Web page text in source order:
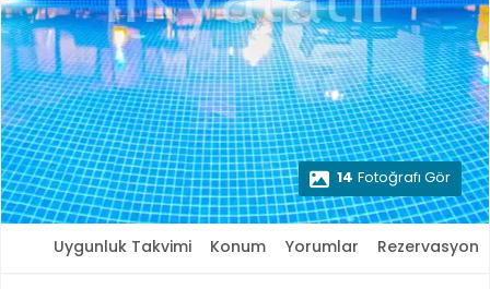
14 Fotoğrafı Gör
Uygunluk Takvimi Konum Yorumlar Rezervasyon